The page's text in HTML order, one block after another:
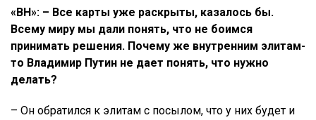
«ВН»: – Все карты уже раскрыты, казалось бы.
Всему миру мы дали понять, что не боимся
принимать решения. Почему же внутренним элитам-
то Владимир Путин не дает понять, что нужно
делать?
– Он обратился к элитам с посылом, что у них будет и